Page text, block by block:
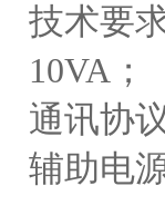
技术要
10VA；
通讯协
辅助电